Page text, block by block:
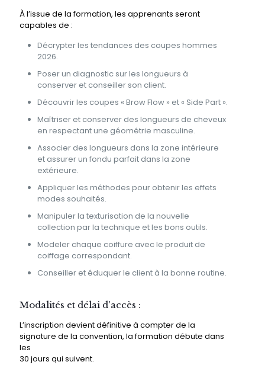
À l’issue de la formation, les apprenants seront
capables de :
Décrypter les tendances des coupes hommes
2026.
Poser un diagnostic sur les longueurs à
conserver et conseiller son client.
Découvrir les coupes « Brow Flow » et « Side Part ».
Maîtriser et conserver des longueurs de cheveux
en respectant une géométrie masculine.
Associer des longueurs dans la zone intérieure
et assurer un fondu parfait dans la zone
extérieure.
Appliquer les méthodes pour obtenir les effets
modes souhaités.
Manipuler la texturisation de la nouvelle
collection par la technique et les bons outils.
Modeler chaque coiffure avec le produit de
coiffage correspondant.
Conseiller et éduquer le client à la bonne routine.
Modalités et délai d'accès :
L’inscription devient définitive à compter de la
signature de la convention, la formation débute dans
les
30 jours qui suivent.